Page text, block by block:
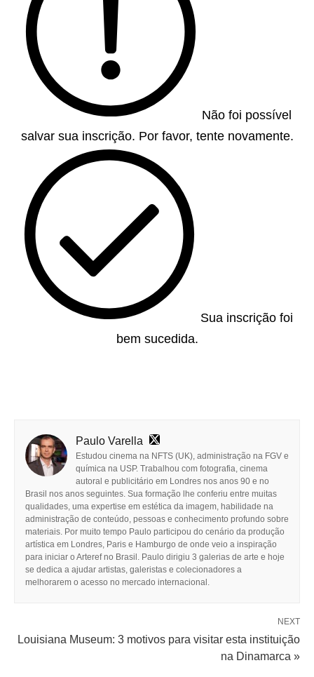
Não foi possível
salvar sua inscrição. Por favor, tente novamente.
Sua inscrição foi
bem sucedida.
Paulo Varella
Estudou cinema na NFTS (UK), administração na FGV e
química na USP. Trabalhou com fotografia, cinema
autoral e publicitário em Londres nos anos 90 e no
Brasil nos anos seguintes. Sua formação lhe conferiu entre muitas
qualidades, uma expertise em estética da imagem, habilidade na
administração de conteúdo, pessoas e conhecimento profundo sobre
materiais. Por muito tempo Paulo participou do cenário da produção
artística em Londres, Paris e Hamburgo de onde veio a inspiração
para iniciar o Arteref no Brasil. Paulo dirigiu 3 galerias de arte e hoje
se dedica a ajudar artistas, galeristas e colecionadores a
melhorarem o acesso no mercado internacional.
NEXT
Louisiana Museum: 3 motivos para visitar esta instituição
na Dinamarca »